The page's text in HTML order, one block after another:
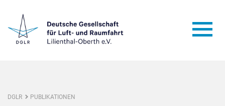
DGLR PUBLIKATIONEN